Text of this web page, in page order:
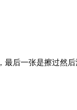
后一张是擦过然